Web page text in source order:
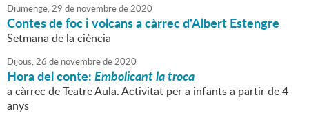
Diumenge,29 de novembrede2020
Contes de foc i volcans a càrrec d'Albert Estengre
Setmana de la ciència
Dijous,26 de novembrede2020
Hora del conte:Embolicant la troca
a càrrec de Teatre Aula. Activitat per a infants a partir de 4
anys